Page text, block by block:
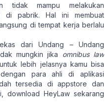
tidak mampu melakukan
di pabrik. Hal ini membuat
di tempat kerja berlalu
dari Undang – Undang
mungkin jika omnibus law
lebih jelasnya kamu bisa
dengan para ahli di aplikasi
tersedia di appstore dan
download HeyLaw sekarang